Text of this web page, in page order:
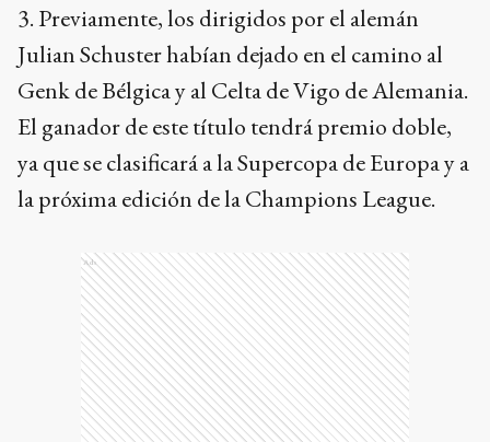
3. Previamente, los dirigidos por el alemán
Julian Schuster habían dejado en el camino al
Genk de Bélgica y al Celta de Vigo de Alemania.
El ganador de este título tendrá premio doble,
ya que se clasificará a la Supercopa de Europa y a
la próxima edición de la Champions League.
Ads